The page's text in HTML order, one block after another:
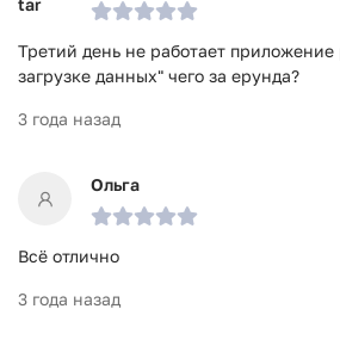
Третий день не работает
загрузке данных" чего за ерунда?
3 года назад
Ольга
Всё отлично
3 года назад